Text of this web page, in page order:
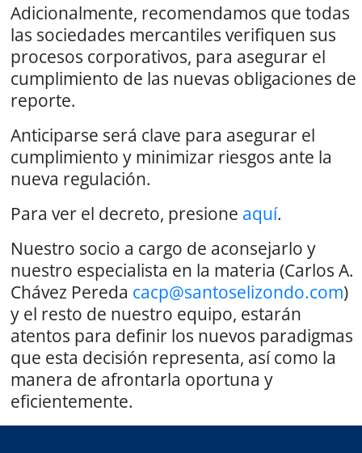
Adicionalmente, recomendamos que todas
las sociedades mercantiles verifiquen sus
procesos corporativos, para asegurar el
cumplimiento de las nuevas obligaciones de
reporte.
Anticiparse será clave para asegurar el
cumplimiento y minimizar riesgos ante la
nueva regulación.
Para ver el decreto, presione aquí.
Nuestro socio a cargo de aconsejarlo y
nuestro especialista en la materia (Carlos A.
Chávez Pereda cacp@santoselizondo.com)
y el resto de nuestro equipo, estarán
atentos para definir los nuevos paradigmas
que esta decisión representa, así como la
manera de afrontarla oportuna y
eficientemente.